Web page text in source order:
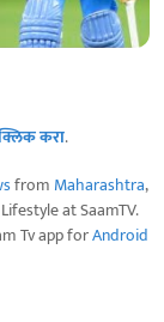
करा.
from Maharashtra,
at SaamTV.
Tv app forAndroid